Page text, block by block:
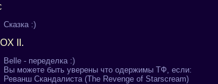
Сказка :)
II.
Belle - переделка :)
Вы можете быть уверены что одержимы ТФ, если:
Реванш Скандалиста (The Revenge of Starscream)